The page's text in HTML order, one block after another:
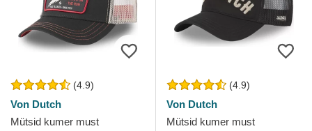
(4.9)
Von Dutch
Mütsid kumer must
(4.9)
Von Dutch
Mütsid kumer must